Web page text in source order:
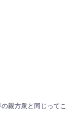
親方衆と同じってこ